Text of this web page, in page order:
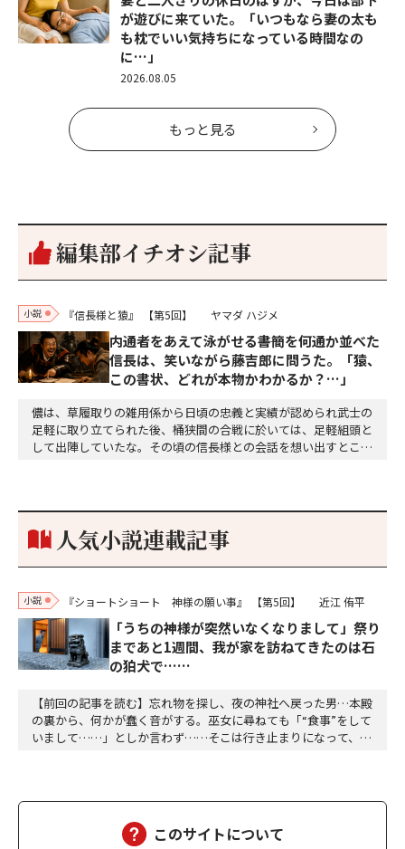
が遊びに来ていた。「いつもなら妻の太も
も枕でいい気持ちになっている時間なの
に…」
2026.08.05
もっと見る
編集部イチオシ記事
小説 『信長様と猿』 【第5回】 ヤマダ ハジメ
内通者をあえて泳がせる――書簡を何通か並べた
信長は、笑いながら藤吉郎に問うた。「猿、
この書状、どれが本物かわかるか？…」
儂は、草履取りの雑用係から日頃の忠義と実績が認められ武士の
足軽に取り立てられた後、桶狭間の合戦に於いては、足軽組頭と
して出陣していたな。その頃の信長様との会話を想い出すとこん
り。どうして勝てたのか、未だにわかりません。…
人気小説連載記事
小説 『ショートショート 神様の願い事』 【第5回】 近江 侑平
「うちの神様が突然いなくなりまして」祭り
まであと1週間、我が家を訪ねてきたのは石
の狛犬で……
【前回の記事を読む】忘れ物を探し、夜の神社へ戻った男…本殿
の裏から、何かが蠢く音がする。巫女に尋ねても「“食事”をして
いまして……」としか言わず……そこは行き止まりになって、八
音はこれだったのか。食べているのは桑とかの葉ですか…
このサイトについて